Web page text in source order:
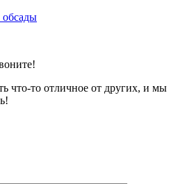
обсады
что-то отличное от других, и мы